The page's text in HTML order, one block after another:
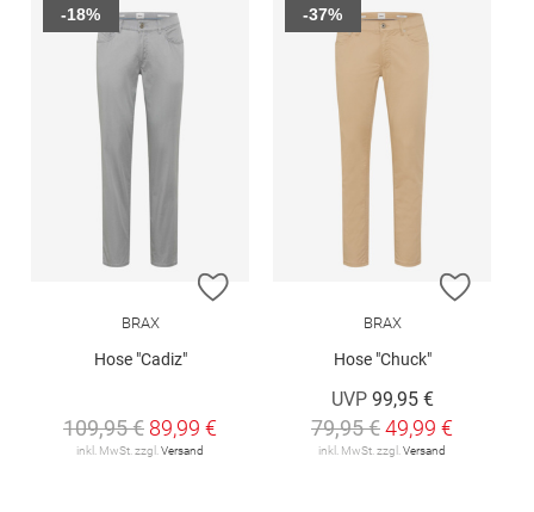
ZUR WUNSCHLISTE HINZUFÜGEN
BRAX
Hose "Cadiz"
109,95 € 89,99 €
inkl. MwSt. zzgl. Versand
-18%
ZUR
BRAX
Hose "Chuck"
UVP 99,95 €
79,95 €49,99 €
inkl. MwSt. zzgl. Versand
-37%